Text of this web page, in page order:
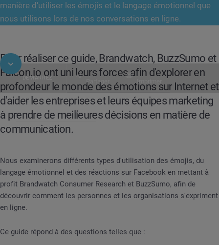
manière d'utiliser les émojis et le langage émotionnel que
nous utilisons lors de nos conversations en ligne.
Rapport Emojis et Émotions
DÉMARREZ Partager Imprimer
Table des matières
Pour réaliser ce guide, Brandwatch, BuzzSumo et
Falcon.io ont uni leurs forces afin d'explorer en
profondeur le monde des émotions sur Internet et
d'aider les entreprises et leurs équipes marketing
à prendre de meilleures décisions en matière de
communication.
Nous examinerons différents types d'utilisation des émojis, du
langage émotionnel et des réactions sur Facebook en mettant à
profit Brandwatch Consumer Research et BuzzSumo, afin de
découvrir comment les personnes et les organisations s'expriment
en ligne.
Ce guide répond à des questions telles que :